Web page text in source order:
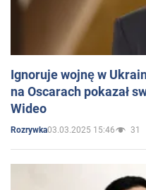
Ignoruje wojnę w
na Oscarach pokazał
Wideo
Rozrywka03.03.2025 15:46 31